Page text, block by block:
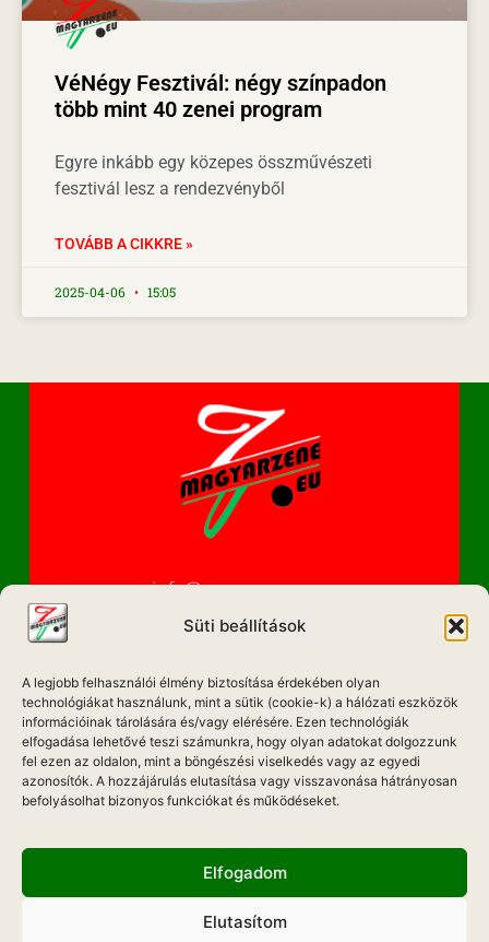
Süti beállítások
A legjobb felhasználói élmény biztosítása érdekében olyan
technológiákat használunk, mint a sütik (cookie-k) a hálózati eszközök
információinak tárolására és/vagy elérésére. Ezen technológiák
elfogadása lehetővé teszi számunkra, hogy olyan adatokat dolgozzunk
fel ezen az oldalon, mint a böngészési viselkedés vagy az egyedi
azonosítók. A hozzájárulás elutasítása vagy visszavonása hátrányosan
befolyásolhat bizonyos funkciókat és működéseket.
Elfogadom
Elutasítom
VéNégy Fesztivál: négy színpadon
több mint 40 zenei program
Egyre inkább egy közepes összművészeti
fesztivál lesz a rendezvényből
TOVÁBB A CIKKRE »
2025-04-06 15:05
info@magyarzene.eu
IMPRESSZUM
ETIKAI KÓDEX
MÉDIA AJÁNLAT
ADATKEZELÉSI NYILATKOZAT
Hadd Szóljon!